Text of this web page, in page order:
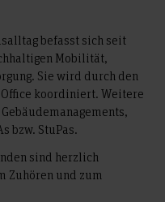
befasst sich seit
Mobilität,
Sie wird durch den
koordiniert. Weitere
bzw. StuPas.
sind herzlich
Zuhören und zum